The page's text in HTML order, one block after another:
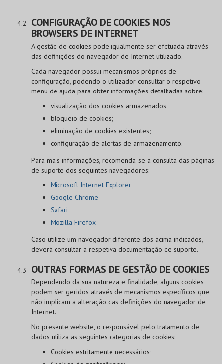
CONFIGURAÇÃO DE COOKIES NOS
BROWSERS DE INTERNET
A gestão de cookies pode igualmente ser efetuada através
das definições do navegador de Internet utilizado.
Cada navegador possui mecanismos próprios de
configuração, podendo o utilizador consultar o respetivo
menu de ajuda para obter informações detalhadas sobre:
visualização dos cookies armazenados;
bloqueio de cookies;
eliminação de cookies existentes;
configuração de alertas de armazenamento.
Para mais informações, recomenda-se a consulta das páginas
de suporte dos seguintes navegadores:
Microsoft Internet Explorer
Google Chrome
Safari
Mozilla Firefox
Caso utilize um navegador diferente dos acima indicados,
deverá consultar a respetiva documentação de suporte.
OUTRAS FORMAS DE GESTÃO DE COOKIES
Dependendo da sua natureza e finalidade, alguns cookies
podem ser geridos através de mecanismos específicos que
não implicam a alteração das definições do navegador de
Internet.
No presente website, o responsável pelo tratamento de
dados utiliza as seguintes categorias de cookies:
Cookies estritamente necessários;